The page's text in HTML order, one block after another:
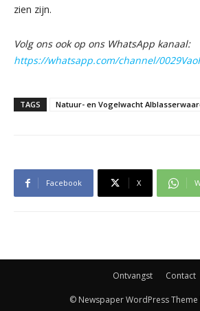
zien zijn.
Volg ons ook op ons WhatsApp kanaal:
https://whatsapp.com/channel/
TAGS Natuur- en Vogelwacht
Facebook X
Ontvangst Contact
© Newspaper WordPress Theme